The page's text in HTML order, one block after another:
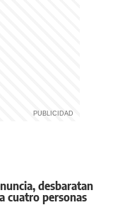
desbaratan
cuatro personas